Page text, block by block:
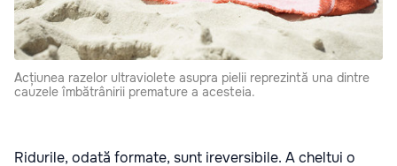
Acțiunea razelor ultraviolete asupra pielii reprezintă una dintre
cauzele îmbătrânirii premature a acesteia.
Ridurile, odată formate, sunt ireversibile. A cheltui o